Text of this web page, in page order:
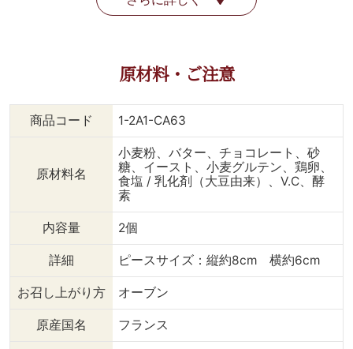
原材料・ご注意
商品コード 1-2A1-CA63
原材料名
小麦粉、バター、チョコレート、砂
糖、イースト、小麦グルテン、鶏卵、
食塩 / 乳化剤（大豆由来）、V.C、酵
素
内容量 2個
詳細 ピースサイズ：縦約8cm 横約6cm
お召し上がり方 オーブン
原産国名 フランス